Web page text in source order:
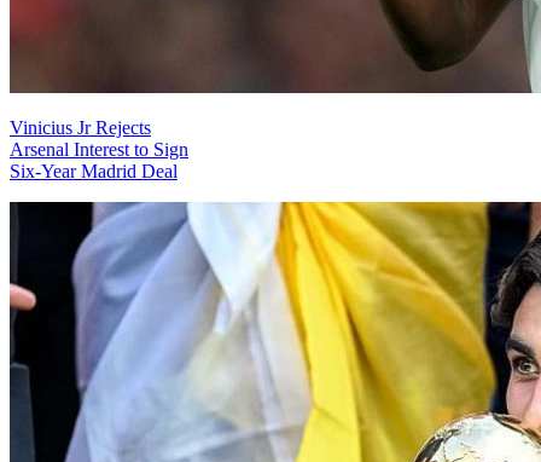
Vinicius Jr Rejects
Arsenal Interest to Sign
Six-Year Madrid Deal